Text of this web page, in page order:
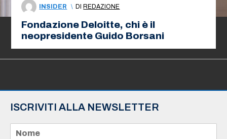
INSIDER \ DI REDAZIONE
Fondazione Deloitte, chi è il
neopresidente Guido Borsani
ISCRIVITI ALLA NEWSLETTER